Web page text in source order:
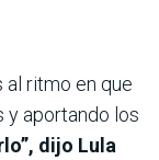
al ritmo en que
y aportando los
dijo Lula